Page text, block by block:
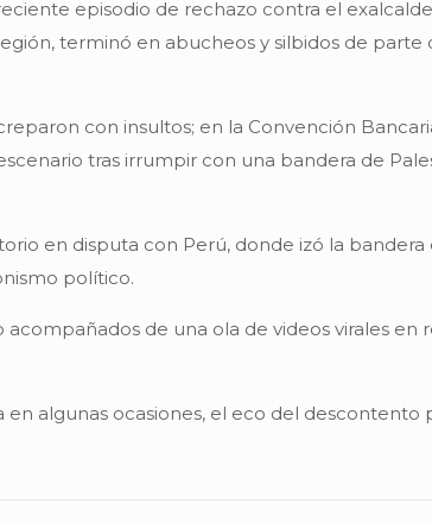
episodio de rechazo contra el
terminó en abucheos y silbidos de
con insultos; en la Convención
tras irrumpir con una bandera de
en disputa con Perú, donde izó la
político.
de una ola de videos virales
en algunas ocasiones, el eco del